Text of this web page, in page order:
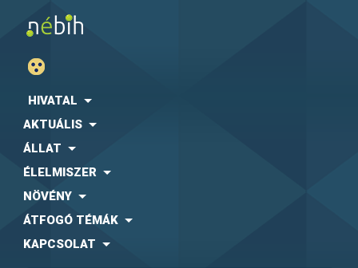
HIVATAL
AKTUÁLIS
ÁLLAT
ÉLELMISZER
NÖVÉNY
ÁTFOGÓ TÉMÁK
KAPCSOLAT